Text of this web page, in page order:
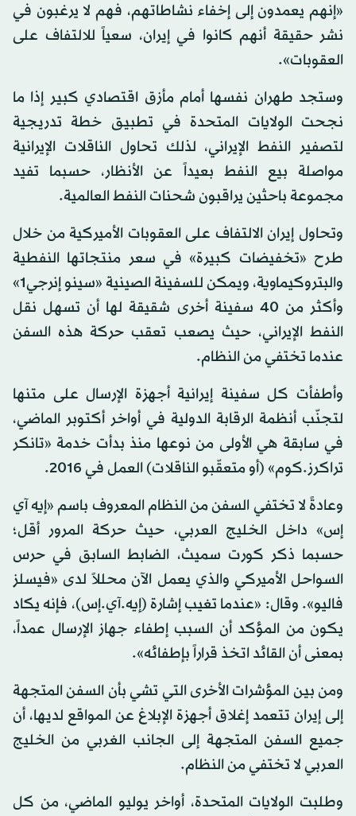
«إنهم يعمدون إلى إخفاء نشاطاتهم، فهم لا يرغبون في
نشر حقيقة أنهم كانوا في إيران، سعياً للالتفاف على
العقوبات».
وستجد طهران نفسها أمام مأزق اقتصادي كبير إذا ما
نجحت الولايات المتحدة في تطبيق خطة تدريجية
لتصفير النفط الإيراني، لذلك تحاول الناقلات الإيرانية
مواصلة بيع النفط بعيداً عن الأنظار، حسبما تفيد
مجموعة باحثين يراقبون شحنات النفط العالمية.
وتحاول إيران الالتفاف على العقوبات الأميركية من خلال
طرح «تخفيضات كبيرة» في سعر منتجاتها النفطية
والبتروكيماوية، ويمكن للسفينة الصينية «سينو إنرجي1»
وأكثر من 40 سفينة أخرى شقيقة لها أن تسهل نقل
النفط الإيراني، حيث يصعب تعقب حركة هذه السفن
عندما تختفي من النظام.
وأطفأت كل سفينة إيرانية أجهزة الإرسال على متنها
لتجنّب أنظمة الرقابة الدولية في أواخر أكتوبر الماضي،
في سابقة هي الأولى من نوعها منذ بدأت خدمة «تانكر
تراكرز.كوم» (أو متعقّبو الناقلات) العمل في 2016.
وعادةً لا تختفي السفن من النظام المعروف باسم «إيه آي
إس» داخل الخليج العربي، حيث حركة المرور أقل؛
حسبما ذكر كورت سميث، الضابط السابق في حرس
السواحل الأميركي والذي يعمل الآن محللاً لدى «فيسلز
فاليو». وقال: «عندما تغيب إشارة (إيه.آي.إس)، فإنه يكاد
يكون من المؤكد أن السبب إطفاء جهاز الإرسال عمداً،
بمعنى أن القائد اتخذ قراراً بإطفائه».
ومن بين المؤشرات الأخرى التي تشي بأن السفن المتجهة
إلى إيران تتعمد إغلاق أجهزة الإبلاغ عن المواقع لديها، أن
جميع السفن المتجهة إلى الجانب الغربي من الخليج
العربي لا تختفي من النظام.
وطلبت الولايات المتحدة، أواخر يوليو الماضي، من كل